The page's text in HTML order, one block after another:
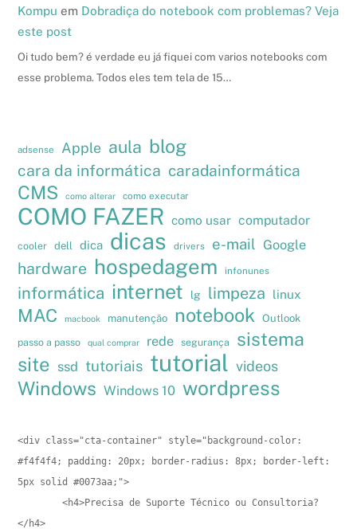
Kompu em Dobradiça do notebook com problemas? Veja
este post
Oi tudo bem? é verdade eu já fiquei com varios notebooks com
esse problema. Todos eles tem tela de 15…
adsense Apple aula blog
cara da informática caradainformática
CMS como alterar como executar
COMO FAZER como usar computador
cooler dell dica dicas drivers e-mail Google
hardware hospedagem infonunes
informática internet lg limpeza linux
MAC macbook manutenção notebook
Outlook
passo a passo
qual comprar rede segurança sistema
site ssd tutoriais tutorial videos
Windows Windows 10 wordpress
<div class="cta-container" style="background-color:
#f4f4f4; padding: 20px; border-radius: 8px; border-left:
5px solid #0073aa;">
        <h4>Precisa de Suporte Técnico ou Consultoria?
</h4>